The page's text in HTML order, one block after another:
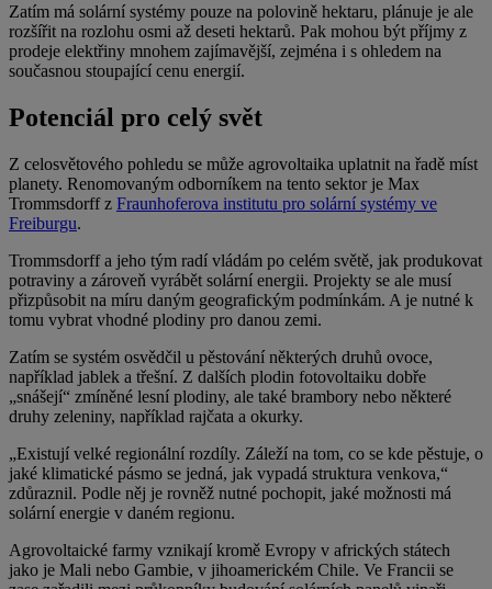
Zatím má solární systémy pouze na polovině hektaru, plánuje je ale
rozšířit na rozlohu osmi až deseti hektarů. Pak mohou být příjmy z
prodeje elektřiny mnohem zajímavější, zejména i s ohledem na
současnou stoupající cenu energií.
Potenciál pro celý svět
Z celosvětového pohledu se může agrovoltaika uplatnit na řadě míst
planety. Renomovaným odborníkem na tento sektor je Max
Trommsdorff z Fraunhoferova institutu pro solární systémy ve
Freiburgu.
Trommsdorff a jeho tým radí vládám po celém světě, jak produkovat
potraviny a zároveň vyrábět solární energii. Projekty se ale musí
přizpůsobit na míru daným geografickým podmínkám. A je nutné k
tomu vybrat vhodné plodiny pro danou zemi.
Zatím se systém osvědčil u pěstování některých druhů ovoce,
například jablek a třešní. Z dalších plodin fotovoltaiku dobře
„snášejí“ zmíněné lesní plodiny, ale také brambory nebo některé
druhy zeleniny, například rajčata a okurky.
„Existují velké regionální rozdíly. Záleží na tom, co se kde pěstuje, o
jaké klimatické pásmo se jedná, jak vypadá struktura venkova,“
zdůraznil. Podle něj je rovněž nutné pochopit, jaké možnosti má
solární energie v daném regionu.
Agrovoltaické farmy vznikají kromě Evropy v afrických státech
jako je Mali nebo Gambie, v jihoamerickém Chile. Ve Francii se